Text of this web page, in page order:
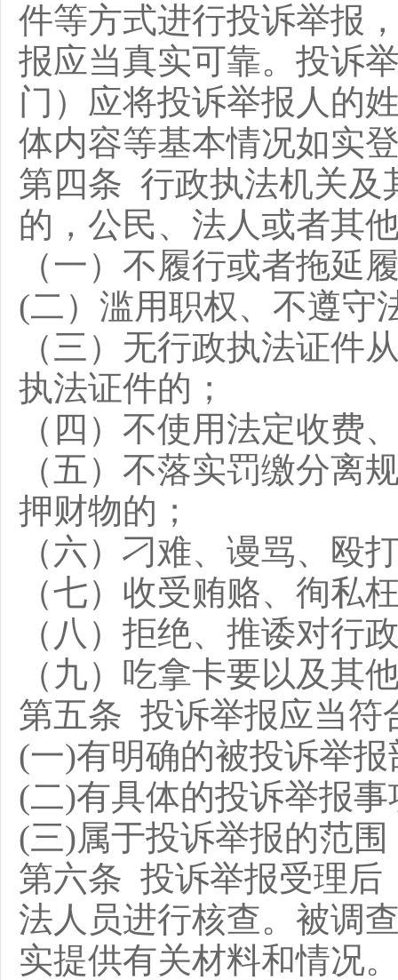
件等方式进行投诉举报
报应当真实可靠。投诉
门）应将投诉举报人的
体内容等基本情况如实
第四条 行政执法机关及
的，公民、法人或者其
（一）不履行或者拖延
(二）滥用职权、不遵守
（三）无行政执法证件
执法证件的；
（四）不使用法定收费
（五）不落实罚缴分离
押财物的；
（六）刁难、谩骂、殴
（七）收受贿赂、徇私
（八）拒绝、推诿对行
（九）吃拿卡要以及其
第五条 投诉举报应当符
(一)有明确的被投诉举
(二)有具体的投诉举报
(三)属于投诉举报的范围
第六条 投诉举报受理后
法人员进行核查。被调
实提供有关材料和情况